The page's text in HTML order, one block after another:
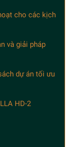
cho các kịch
và giải pháp
dự án tối ưu
HD-2